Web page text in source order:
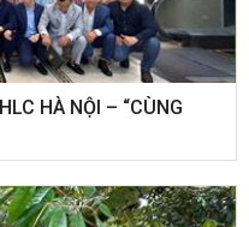
HÀ NỘI – “CÙNG